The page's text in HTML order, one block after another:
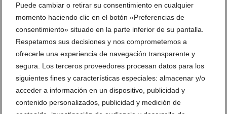
Puede cambiar o retirar su consentimiento en cualquier
momento haciendo clic en el botón «Preferencias de
consentimiento» situado en la parte inferior de su pantalla.
Respetamos sus decisiones y nos comprometemos a
ofrecerle una experiencia de navegación transparente y
segura. Los terceros proveedores procesan datos para los
siguientes fines y características especiales: almacenar y/o
acceder a información en un dispositivo, publicidad y
contenido personalizados, publicidad y medición de
Ver promociones